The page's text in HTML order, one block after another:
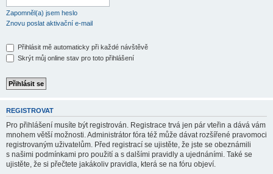
Zapomněl(a) jsem heslo
Znovu poslat aktivační e-mail
Přihlásit mě automaticky při každé návštěvě
Skrýt můj online stav pro toto přihlášení
REGISTROVAT
Pro přihlášení musíte být registrován. Registrace trvá jen pár vteřin a dává vám
mnohem větší možnosti. Administrátor fóra též může dávat rozšířené pravomoci
registrovaným uživatelům. Před registrací se ujistěte, že jste se obeznámili
s našimi podmínkami pro použití a s dalšími pravidly a ujednáními. Také se
ujistěte, že si přečtete jakákoliv pravidla, která se na fóru objeví.